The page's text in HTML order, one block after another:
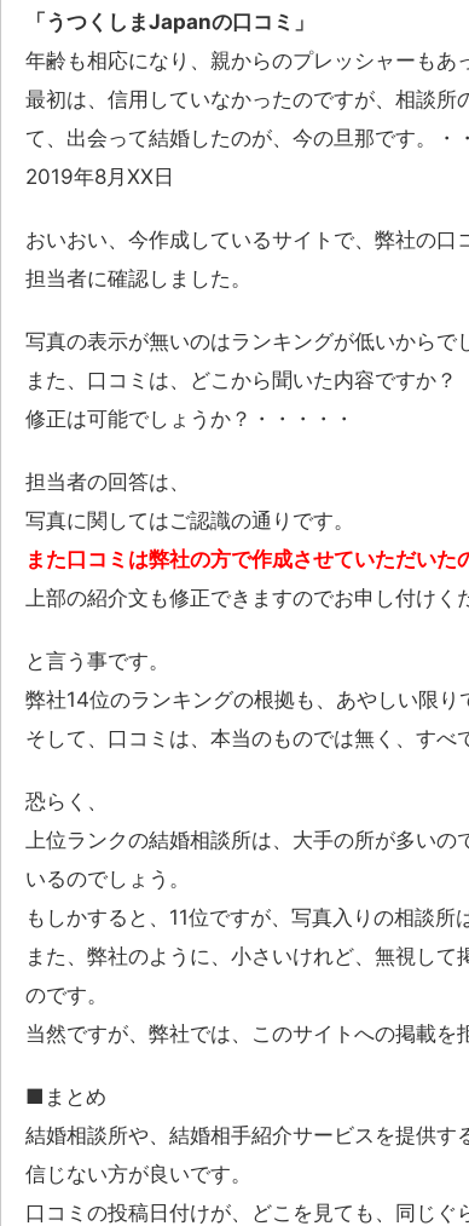
「うつくしまJapanの口コミ」
年齢も相応になり、親からのプレッシャーもあ
最初は、信用していなかったのですが、相談
て、出会って結婚したのが、今の旦那です。・
2019年8月XX日
おいおい、今作成しているサイトで、弊社の口
担当者に確認しました。
写真の表示が無いのはランキングが低いからで
また、口コミは、どこから聞いた内容ですか？
修正は可能でしょうか？・・・・・
担当者の回答は、
写真に関してはご認識の通りです。
また口コミは弊社の方で作成させていただいた
上部の紹介文も修正できますのでお申し付けく
と言う事です。
弊社14位のランキングの根拠も、あやしい限り
そして、口コミは、本当のものでは無く、すべ
恐らく、
上位ランクの結婚相談所は、大手の所が多い
いるのでしょう。
もしかすると、11位ですが、写真入りの相談所
また、弊社のように、小さいけれど、無視し
のです。
当然ですが、弊社では、このサイトへの掲載を
■まとめ
結婚相談所や、結婚相手紹介サービスを提供
信じない方が良いです。
口コミの投稿日付けが、どこを見ても、同じ